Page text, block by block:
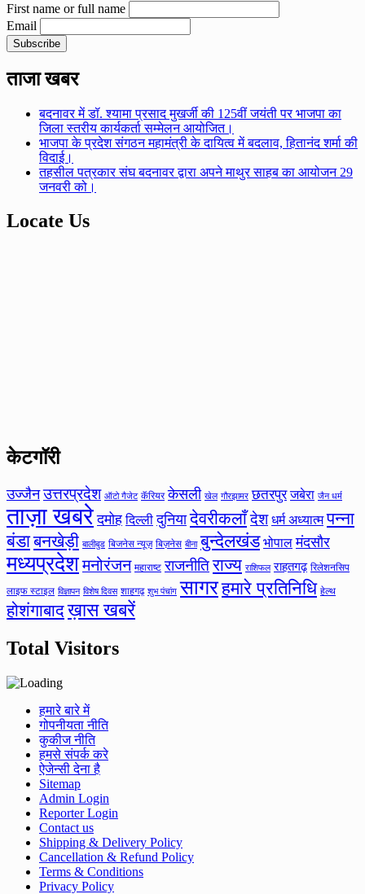
First name or full name
Email
ताजा खबर
बदनावर में डॉ. श्यामा प्रसाद मुखर्जी की 125वीं जयंती पर भाजपा का
जिला स्तरीय कार्यकर्ता सम्मेलन आयोजित।
भाजपा के प्रदेश संगठन महामंत्री के दायित्व में बदलाव, हितानंद शर्मा की
विदाई।
तहसील पत्रकार संघ बदनावर द्वारा अपने माथुर साहब का आयोजन 29
जनवरी को।
Locate Us
केटगॉरी
उज्जैन उत्तरप्रदेश ऑटो गैजेट कॅरियर केसली खेल गौरझामर छतरपुर जबेरा जैन धर्म
ताज़ा खबरे दमोह दिल्ली दुनिया देवरीकलाँदेश धर्म अध्यात्म पन्ना
बंडाबनखेड़ी बालीबुड बिजनेस न्यूज़ बिज़नेस बीना बुन्देलखंड भोपाल मंदसौर
मध्यप्रदेशमनोरंजन महाराष्ट राजनीतिराज्य राशिफल राहतगढ़ रिलेशनसिप
लाइफ स्टाइल विज्ञापन विशेष दिवस शाहगढ़ शुभ पंचांग सागरहमारे प्रतिनिधि हेल्थ
होशंगाबादख़ास खबरें
Total Visitors
हमारे बारे में
गोपनीयता नीति
कुकीज नीति
हमसे संपर्क करे
ऐजेन्सी देना है
Sitemap
Admin Login
Reporter Login
Contact us
Shipping & Delivery Policy
Cancellation & Refund Policy
Terms & Conditions
Privacy Policy